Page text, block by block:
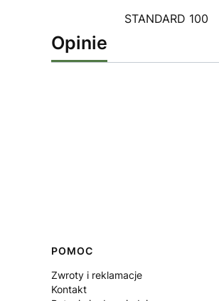
STANDARD 100
Opinie
Linki w stopce
POMOC
Zwroty i reklamacje
Kontakt